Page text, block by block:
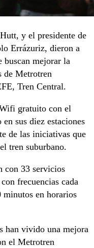
y el presidente de
Errázuriz, dieron a
buscan mejorar la
de Metrotren
Tren Central.
gratuito con el
sus diez estaciones
de las iniciativas que
tren suburbano.
con 33 servicios
frecuencias cada
minutos en horarios
han vivido una mejora
el Metrotren